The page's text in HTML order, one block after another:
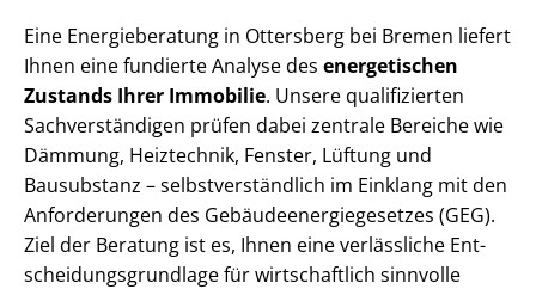
Eine Energieberatung in Ottersberg bei Bremen liefert
Ihnen eine fundierte Analyse des energetischen
Zustands Ihrer Immobilie. Unsere qualifizierten
Sach­ver­stän­di­gen prüfen dabei zentrale Bereiche wie
Dämmung, Heiztechnik, Fenster, Lüftung und
Bausubstanz – selbst­ver­ständ­lich im Einklang mit den
Anforderungen des Ge­bäu­de­en­er­gie­ge­set­zes (GEG).
Ziel der Beratung ist es, Ihnen eine verlässliche Ent­
schei­dungs­grund­la­ge für wirtschaftlich sinnvolle